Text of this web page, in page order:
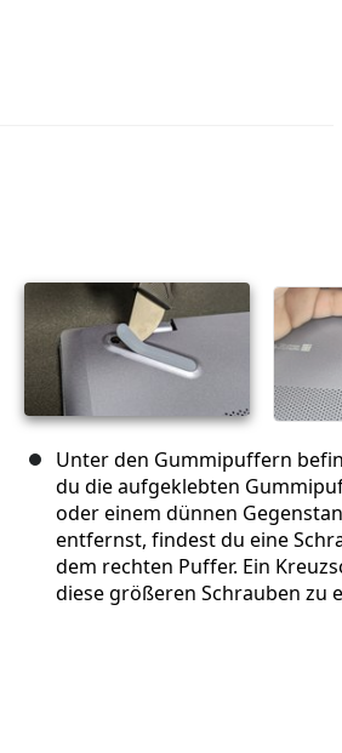
Unter den Gummipuffern
du die aufgeklebten
oder einem dünnen
entfernst, findest du eine
dem rechten Puffer. Ein
diese größeren Schrauben zu